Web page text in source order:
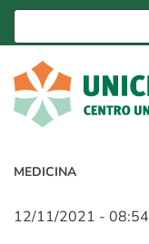
MEDICINA
12/11/2021 - 08:54